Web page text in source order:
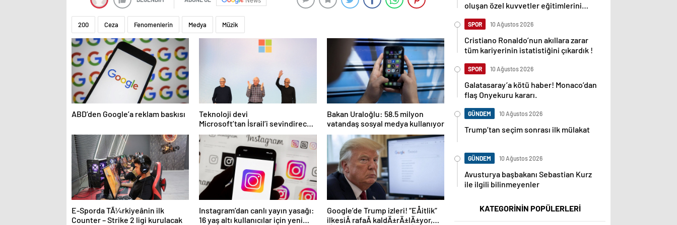
200 Ceza Fenomenlerin Medya Müzik
ABD’den Google’a reklam baskısı
Teknoloji devi
Microsoft’tan İsrail’i sevindirecek
haber
Bakan Uraloğlu: 58.5 milyon
vatandaş sosyal medya kullanıyor
E-Sporda TÃ¼rkiyeânin ilk
Counter – Strike 2 ligi kurulacak
Instagram’dan canlı yayın yasağı:
16 yaş altı kullanıcılar için yeni
Google’de Trump izleri! “EÅitlik”
ilkesiÂ rafaÂ kaldÄ±rÄ±lÄ±yor,
oluşan özel kuvvetler eğitimlerini
SPOR 10 Ağustos 2026
Cristiano Ronaldo’nun akıllara zarar
tüm kariyerinin istatistiğini çıkardık !
SPOR 10 Ağustos 2026
Galatasaray’a kötü haber! Monaco’dan
flaş Onyekuru kararı.
GÜNDEM 10 Ağustos 2026
Trump’tan seçim sonrası ilk mülakat
GÜNDEM 10 Ağustos 2026
Avusturya başbakanı Sebastian Kurz
ile ilgili bilinmeyenler
KATEGORİNİN POPÜLERLERİ